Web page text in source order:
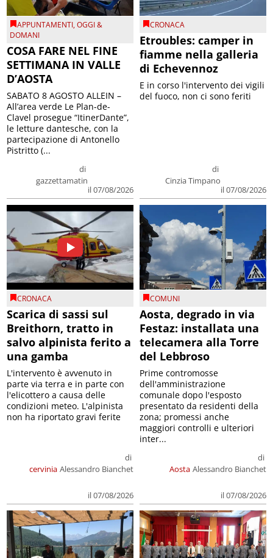
APPUNTAMENTI,OGGI &
DOMANI
COSA FARE NEL FINE
SETTIMANA IN VALLE
D’AOSTA
di
gazzettamatin
il 07/08/2026
SABATO 8 AGOSTO ALLEIN –
All’area verde Le Plan-de-
Clavel prosegue “ItinerDante”,
le letture dantesche, con la
partecipazione di Antonello
Pistritto (...
CRONACA
Etroubles: camper in
fiamme nella galleria
di Echevennoz
di
Cinzia Timpano
il 07/08/2026
E in corso l'intervento dei vigili
del fuoco, non ci sono feriti
CRONACA
Scarica di sassi sul
Breithorn, tratto in
salvo alpinista ferito a
una gamba
cervinia
di
Alessandro Bianchet
il 07/08/2026
L'intervento è avvenuto in
parte via terra e in parte con
l'elicottero a causa delle
condizioni meteo. L'alpinista
non ha riportato gravi ferite
COMUNI
Aosta, degrado in via
Festaz: installata una
telecamera alla Torre
del Lebbroso
Aosta
di
Alessandro Bianchet
il 07/08/2026
Prime contromosse
dell'amministrazione
comunale dopo l'esposto
presentato da residenti della
zona; promessi anche
maggiori controlli e ulteriori
inter...